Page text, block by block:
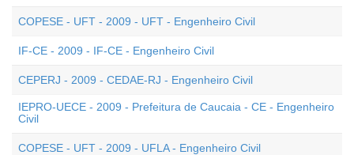
COPESE - UFT - 2009 - UFT - Engenheiro Civil
IF-CE - 2009 - IF-CE - Engenheiro Civil
CEPERJ - 2009 - CEDAE-RJ - Engenheiro Civil
IEPRO-UECE - 2009 - Prefeitura de Caucaia - CE - Engenheiro
Civil
COPESE - UFT - 2009 - UFLA - Engenheiro Civil